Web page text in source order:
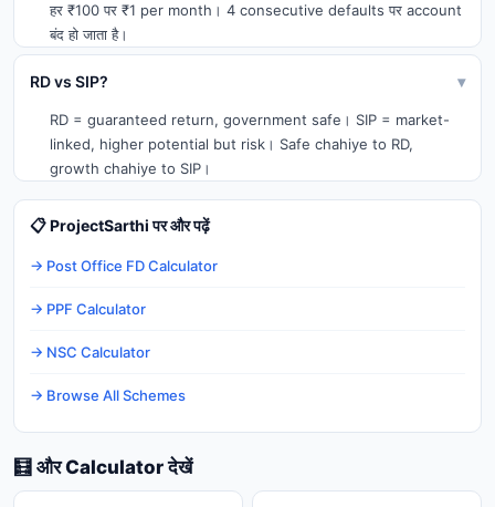
हर ₹100 पर ₹1 per month। 4 consecutive defaults पर account
बंद हो जाता है।
RD vs SIP? ▾
RD = guaranteed return, government safe। SIP = market-
linked, higher potential but risk। Safe chahiye to RD,
growth chahiye to SIP।
📋 ProjectSarthi पर और पढ़ें
→ Post Office FD Calculator
→ PPF Calculator
→ NSC Calculator
→ Browse All Schemes
🧮 और Calculator देखें